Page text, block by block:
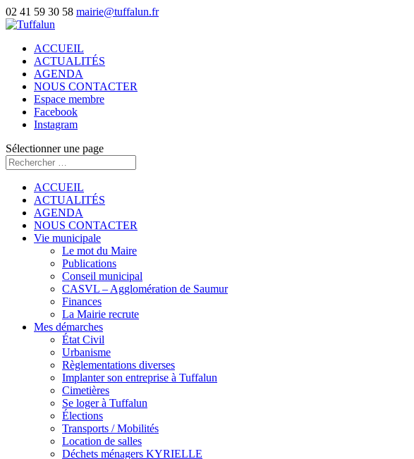
02 41 59 30 58 mairie@tuffalun.fr
ACCUEIL
ACTUALITÉS
AGENDA
NOUS CONTACTER
Espace membre
Facebook
Instagram
Sélectionner une page
ACCUEIL
ACTUALITÉS
AGENDA
NOUS CONTACTER
Vie municipale
Le mot du Maire
Publications
Conseil municipal
CASVL – Agglomération de Saumur
Finances
La Mairie recrute
Mes démarches
État Civil
Urbanisme
Règlementations diverses
Implanter son entreprise à Tuffalun
Cimetières
Se loger à Tuffalun
Élections
Transports / Mobilités
Location de salles
Déchets ménagers KYRIELLE